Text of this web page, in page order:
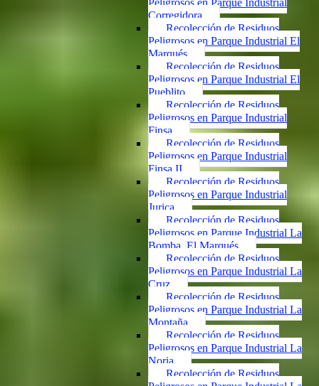
Peligrosos en Parque Industrial
Corregidora
Recolección de Residuos
Peligrosos en Parque Industrial El
Marqués
Recolección de Residuos
Peligrosos en Parque Industrial El
Pueblito
Recolección de Residuos
Peligrosos en Parque Industrial
Finsa
Recolección de Residuos
Peligrosos en Parque Industrial
Finsa II
Recolección de Residuos
Peligrosos en Parque Industrial
Jurica
Recolección de Residuos
Peligrosos en Parque Industrial La
Bomba, El Marqués
Recolección de Residuos
Peligrosos en Parque Industrial La
Cruz
Recolección de Residuos
Peligrosos en Parque Industrial La
Montaña
Recolección de Residuos
Peligrosos en Parque Industrial La
Noria
Recolección de Residuos